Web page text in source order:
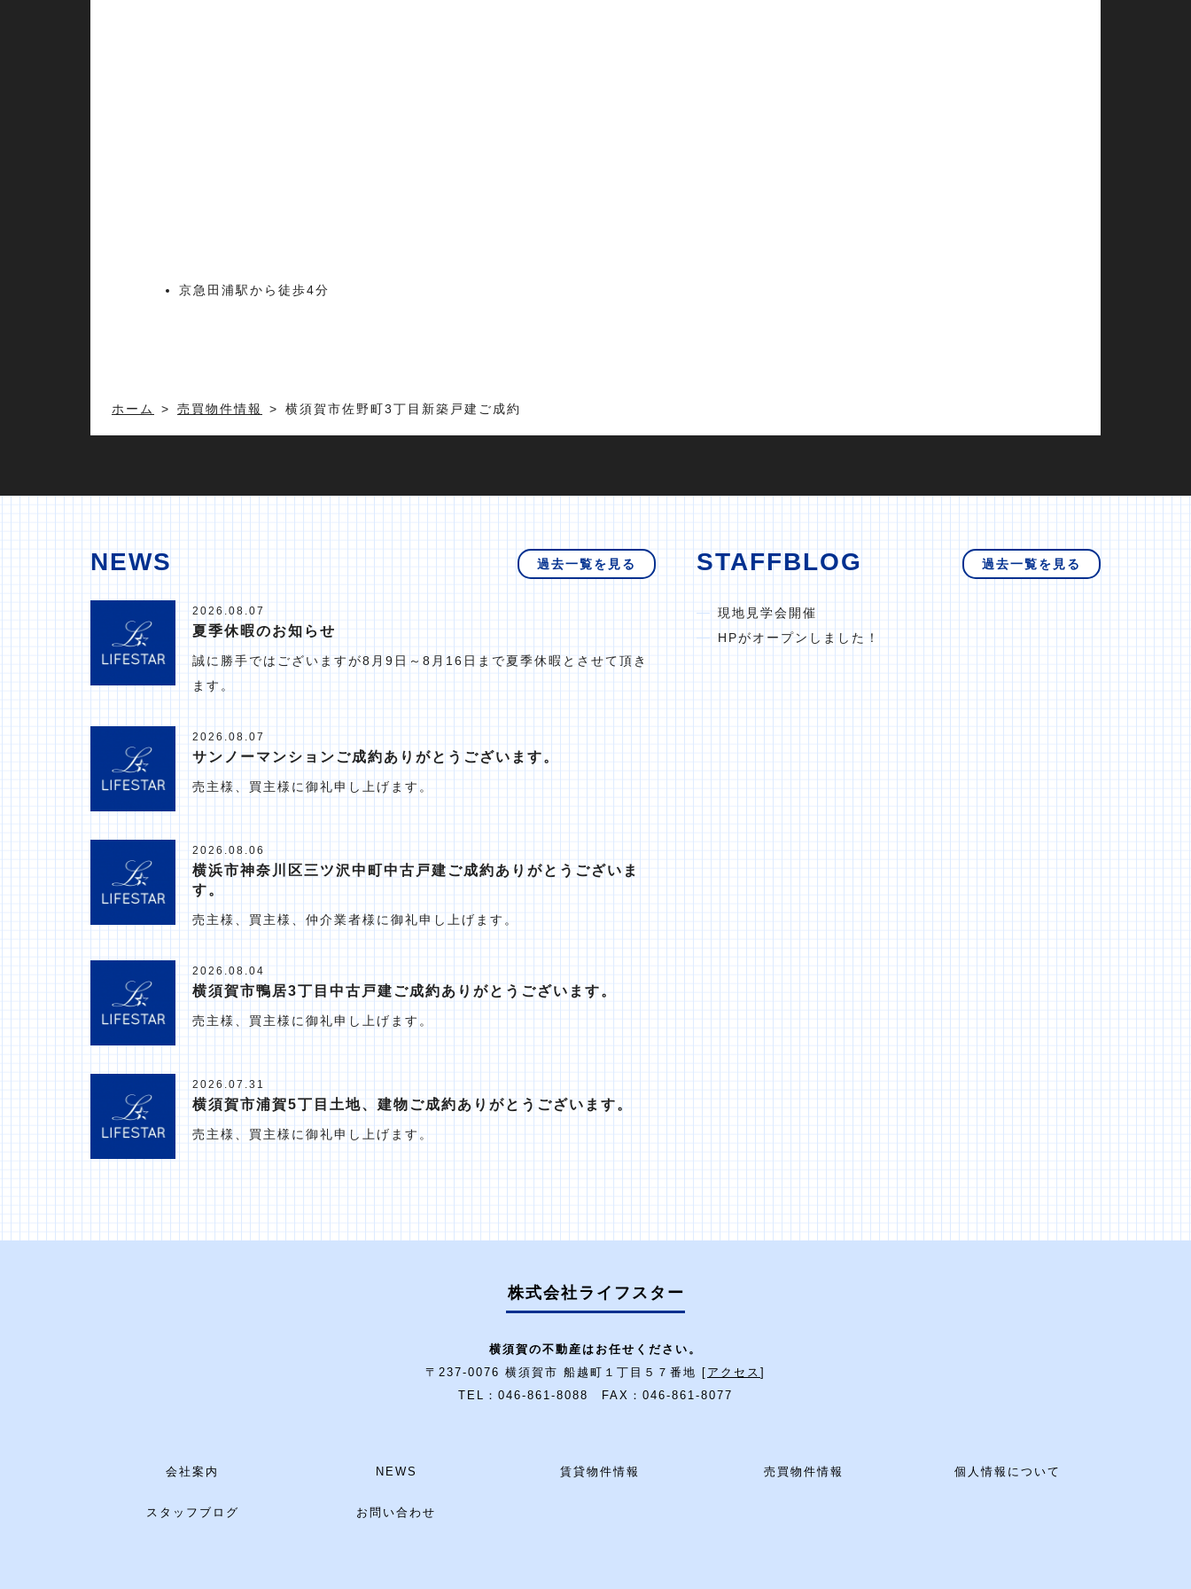
京急田浦駅から徒歩4分
ホーム 売買物件情報 横須賀市佐野町3丁目新築戸建ご成約
NEWS
2026.08.07
夏季休暇のお知らせ
誠に勝手ではございますが8月9日～8月16日まで夏季休暇とさせて頂き
ます。
2026.08.07
サンノーマンションご成約ありがとうございます。
売主様、買主様に御礼申し上げます。
2026.08.06
横浜市神奈川区三ツ沢中町中古戸建ご成約ありがとうございま
す。
売主様、買主様、仲介業者様に御礼申し上げます。
2026.08.04
横須賀市鴨居3丁目中古戸建ご成約ありがとうございます。
売主様、買主様に御礼申し上げます。
2026.07.31
横須賀市浦賀5丁目土地、建物ご成約ありがとうございます。
売主様、買主様に御礼申し上げます。
過去一覧を見る STAFFBLOG
現地見学会開催
HPがオープンしました！
過去一覧を見る
株式会社ライフスター
横須賀の不動産はお任せください。
〒237-0076 横須賀市 船越町１丁目５７番地 [ アクセス ]
TEL：046-861-8088 FAX：046-861-8077
会社案内 NEWS 賃貸物件情報 売買物件情報 個人情報について
スタッフブログ お問い合わせ